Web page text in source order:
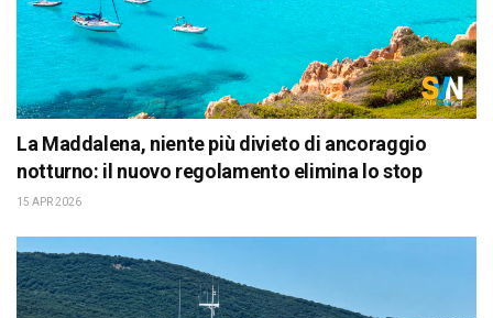
La Maddalena, niente più divieto di ancoraggio
notturno: il nuovo regolamento elimina lo stop
15 APR 2026